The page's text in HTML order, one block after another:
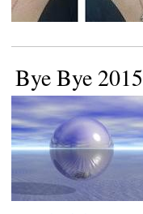
Bye Bye 2015